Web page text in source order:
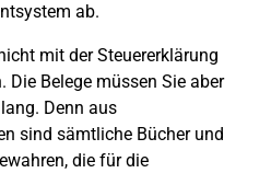
ab.
mit der Steuererklärung
Belege müssen Sie aber
Denn aus
sind sämtliche Bücher und
die für die